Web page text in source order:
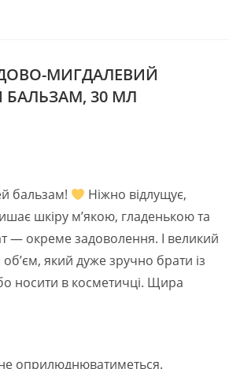
МИГДАЛЕВИЙ
30 МЛ
бальзам!
Ніжно відлущує,
шкіру м’якою, гладенькою та
— окреме задоволення. І великий
який дуже зручно брати із
носити в косметичці. Щира
оприлюднюватиметься.